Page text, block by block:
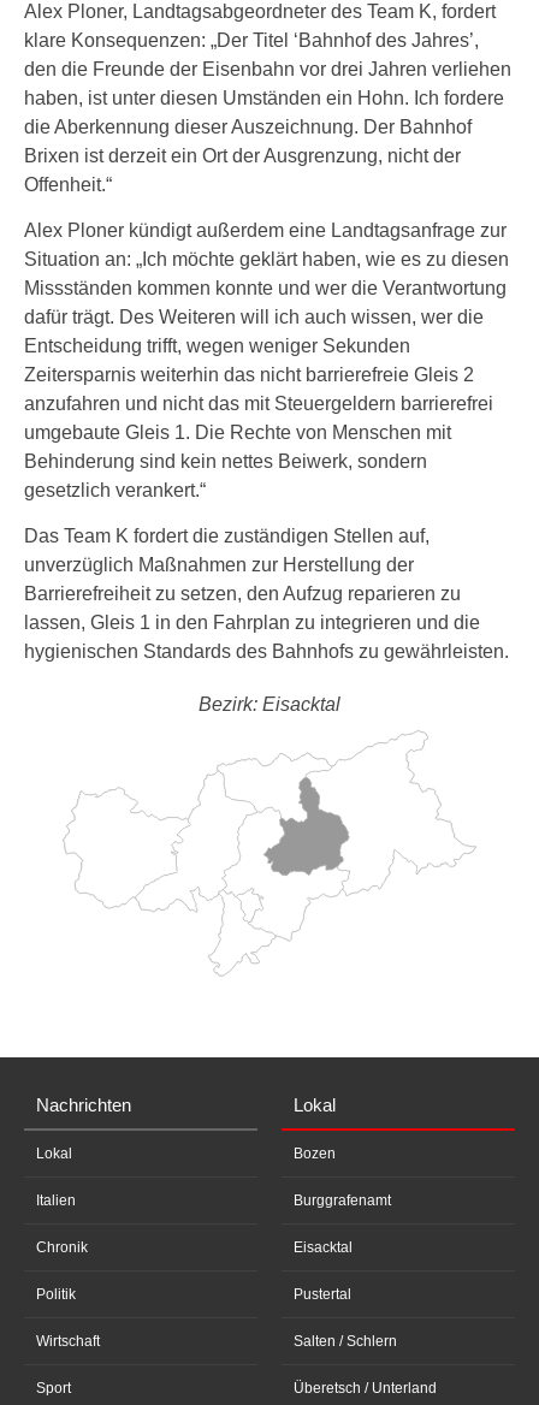
Alex Ploner, Landtagsabgeordneter des Team K, fordert
klare Konsequenzen: „Der Titel ‘Bahnhof des Jahres’,
den die Freunde der Eisenbahn vor drei Jahren verliehen
haben, ist unter diesen Umständen ein Hohn. Ich fordere
die Aberkennung dieser Auszeichnung. Der Bahnhof
Brixen ist derzeit ein Ort der Ausgrenzung, nicht der
Offenheit.“
Alex Ploner kündigt außerdem eine Landtagsanfrage zur
Situation an: „Ich möchte geklärt haben, wie es zu diesen
Missständen kommen konnte und wer die Verantwortung
dafür trägt. Des Weiteren will ich auch wissen, wer die
Entscheidung trifft, wegen weniger Sekunden
Zeitersparnis weiterhin das nicht barrierefreie Gleis 2
anzufahren und nicht das mit Steuergeldern barrierefrei
umgebaute Gleis 1. Die Rechte von Menschen mit
Behinderung sind kein nettes Beiwerk, sondern
gesetzlich verankert.“
Das Team K fordert die zuständigen Stellen auf,
unverzüglich Maßnahmen zur Herstellung der
Barrierefreiheit zu setzen, den Aufzug reparieren zu
lassen, Gleis 1 in den Fahrplan zu integrieren und die
hygienischen Standards des Bahnhofs zu gewährleisten.
Bezirk: Eisacktal
Nachrichten
Lokal
Italien
Chronik
Politik
Wirtschaft
Sport
Lokal
Bozen
Burggrafenamt
Eisacktal
Pustertal
Salten / Schlern
Überetsch / Unterland